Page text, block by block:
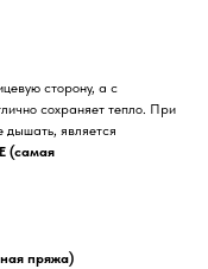
сторону, а с
сохраняет тепло. При
дышать, является
(самая
пряжа)